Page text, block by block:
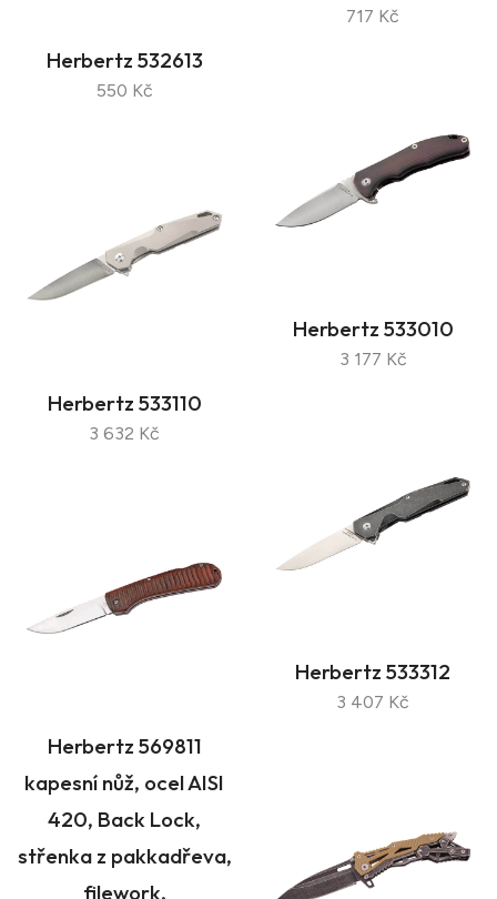
717 Kč
Herbertz 532613
550 Kč
Herbertz 533010
3 177 Kč
Herbertz 533110
3 632 Kč
Herbertz 533312
3 407 Kč
Herbertz 569811
kapesní nůž, ocel AISI
420, Back Lock,
střenka z pakkadřeva,
filework,